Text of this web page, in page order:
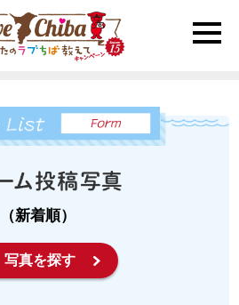
toggle
（新着順）
写真を探す